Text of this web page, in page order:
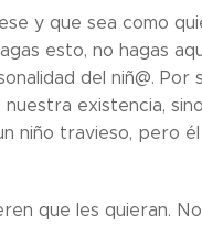
y que sea como
esto, no hagas
del niñ@.
existencia,
niño travieso, pero
que les quieran.